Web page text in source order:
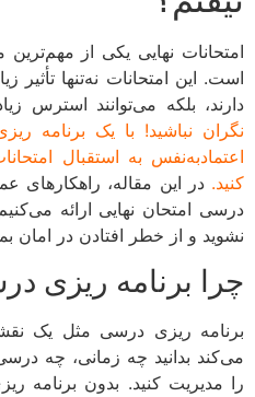
نهایی یکی از مهم‌ترین
این امتحانات نه‌تنها تأثیر
بلکه می‌توانند استرس
نباشید! با یک برنامه ریزی
به استقبال
در این مقاله، راهکارهای عملی
امتحان نهایی ارائه می‌کنیم تا
و از خطر افتادن در امان بمانید!
برنامه ریزی
ریزی درسی مثل یک نقشه
بدانید چه زمانی، چه درسی را
کنید. بدون برنامه